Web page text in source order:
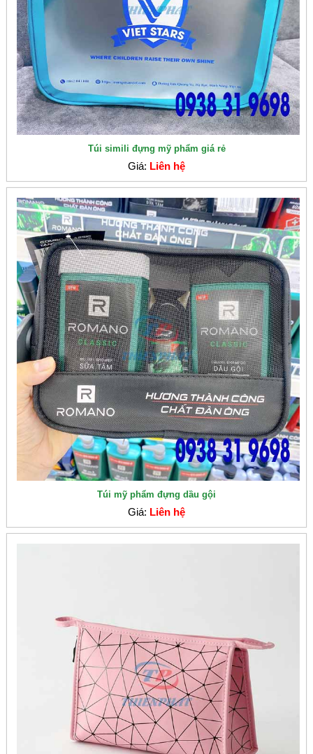
Túi simili đựng mỹ phẩm giá rẻ
Giá: Liên hệ
Túi mỹ phẩm đựng dầu gội
Giá: Liên hệ